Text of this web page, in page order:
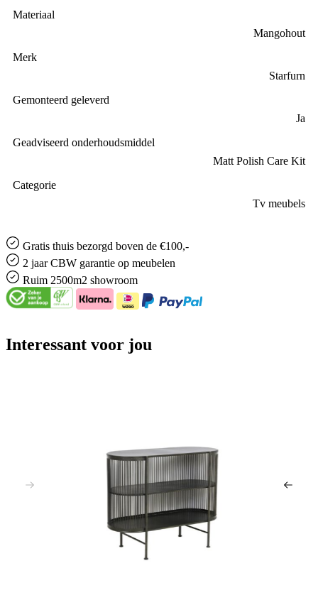
Materiaal
Mangohout
Merk
Starfurn
Gemonteerd geleverd
Ja
Geadviseerd onderhoudsmiddel
Matt Polish Care Kit
Categorie
Tv meubels
Gratis thuis bezorgd boven de €100,-
2 jaar CBW garantie op meubelen
Ruim 2500m2 showroom
Interessant voor jou